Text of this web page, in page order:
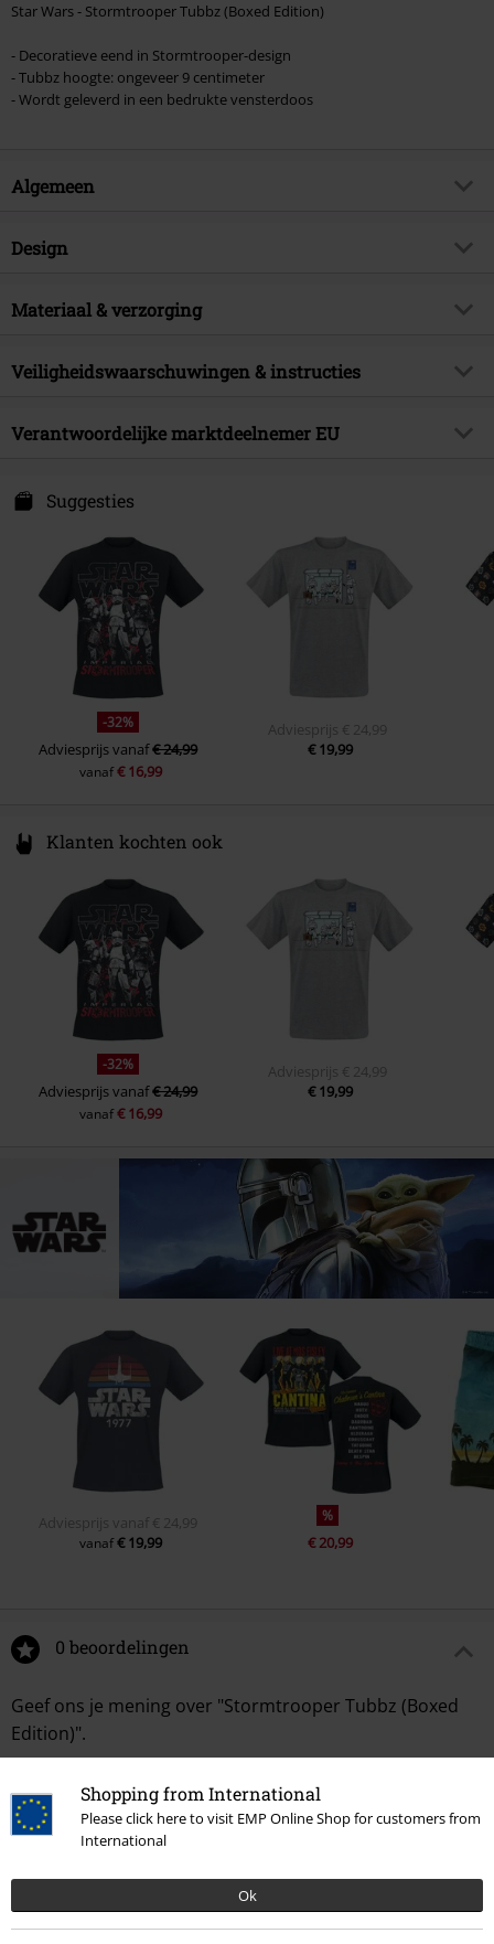
Shopping from International
Please click here to visit EMP Online Shop for customers from
International
Ok
Star Wars - Stormtrooper Tubbz (Boxed Edition)
- Decoratieve eend in Stormtrooper-design
- Tubbz hoogte: ongeveer 9 centimeter
- Wordt geleverd in een bedrukte vensterdoos
Algemeen
Artikelnr.
Licentie
Design
Producttype
Materiaal & verzorging
Buitenmateriaal pvc
Veiligheidswaarschuwingen & instructies
Verstikkingsgevaar door kleine onderdelen die kunnen worden ingeslikt!
Verantwoordelijke marktdeelnemer EU
Calle Marcelo Usera 60
28026 Madrid
eureg@tbvat.com
Suggesties
-32%
Adviesprijsvanaf€ 24,99
vanaf€ 16,99
Adviesprijs
€ 24,99
€ 19,99
Klanten kochten ook
-32%
Adviesprijsvanaf€ 24,99
vanaf€ 16,99
Adviesprijs
€ 24,99
€ 19,99
Adviesprijs vanaf € 24,99
vanaf€ 19,99
%
€ 20,99
0 beoordelingen
Geef ons je mening over "Stormtrooper Tubbz (Boxed
Edition)".